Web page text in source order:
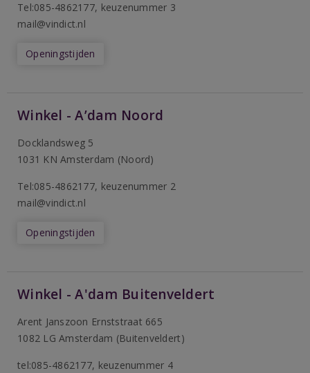
Tel:085-4862177, keuzenummer 3
mail@vindict.nl
Openingstijden
Winkel - A’dam Noord
Docklandsweg 5
1031 KN Amsterdam (Noord)
Tel:085-4862177, keuzenummer 2
mail@vindict.nl
Openingstijden
Winkel - A'dam Buitenveldert
Arent Janszoon Ernststraat 665
1082 LG Amsterdam (Buitenveldert)
tel:085-4862177, keuzenummer 4